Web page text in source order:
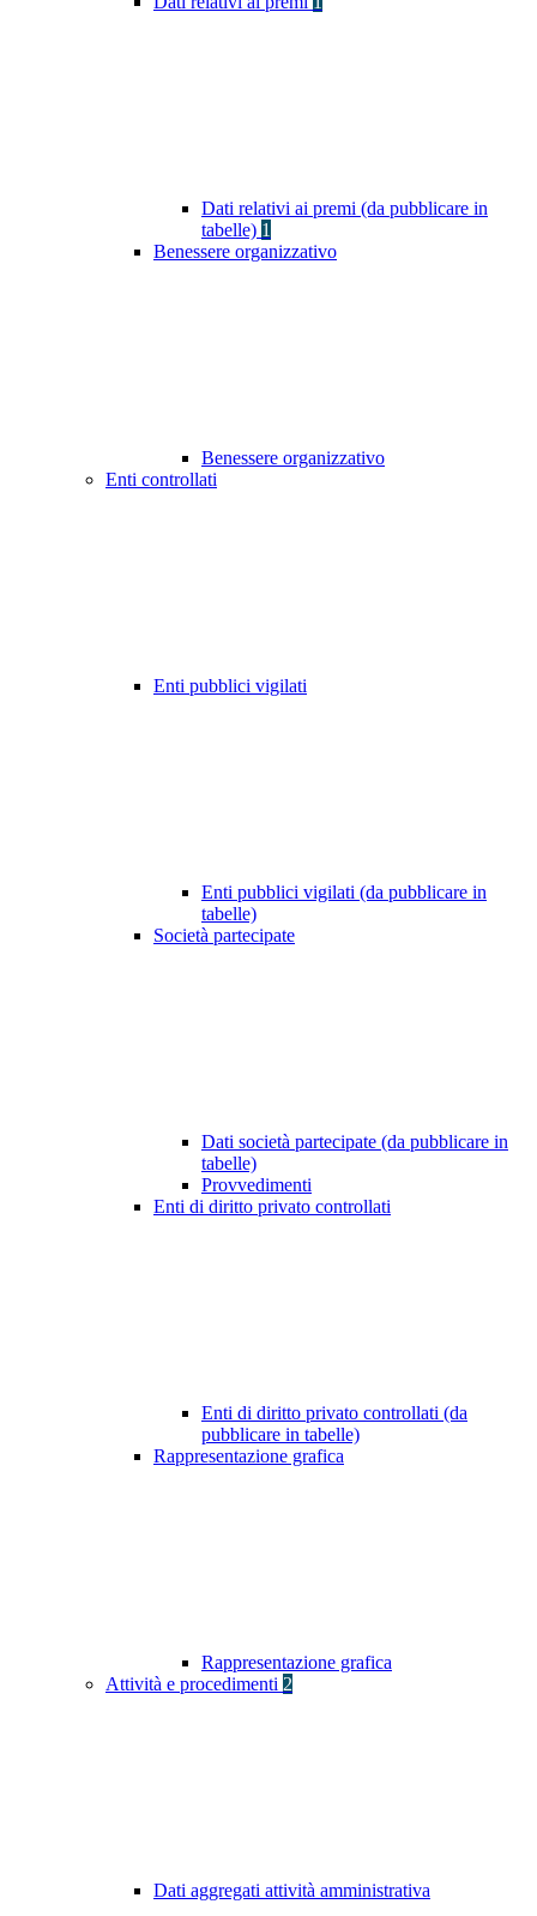
Dati relativi ai premi (da pubblicare in
tabelle) 1
Benessere organizzativo
Benessere organizzativo
Enti controllati
Enti pubblici vigilati
Enti pubblici vigilati (da pubblicare in
tabelle)
Società partecipate
Dati società partecipate (da pubblicare in
tabelle)
Provvedimenti
Enti di diritto privato controllati
Enti di diritto privato controllati (da
pubblicare in tabelle)
Rappresentazione grafica
Rappresentazione grafica
Attività e procedimenti 2
Dati aggregati attività amministrativa